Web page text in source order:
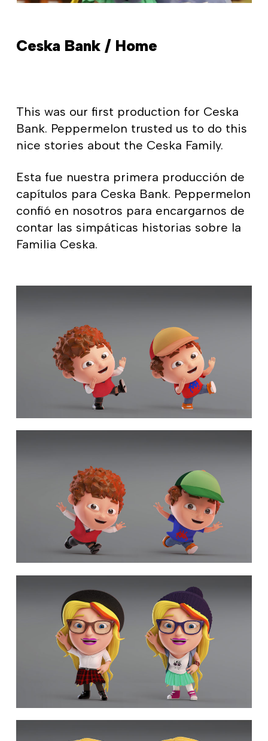
Ceska Bank / Home
This was our first production for Ceska
Bank. Peppermelon trusted us to do this
nice stories about the Ceska Family.
Esta fue nuestra primera producción de
capítulos para Ceska Bank. Peppermelon
confió en nosotros para encargarnos de
contar las simpáticas historias sobre la
Familia Ceska.